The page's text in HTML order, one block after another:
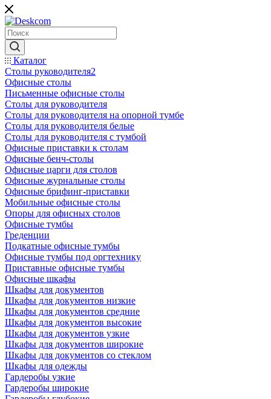
Каталог
Столы руководителя2
Офисные столы
Письменные офисные столы
Столы для руководителя
Столы для руководителя на опорной тумбе
Столы для руководителя белые
Столы для руководителя с тумбой
Офисные приставки к столам
Офисные бенч-столы
Офисные царги для столов
Офисные журнальные столы
Офисные брифинг-приставки
Мобильные офисные столы
Опоры для офисных столов
Офисные тумбы
Греденции
Подкатные офисные тумбы
Офисные тумбы под оргтехнику
Приставные офисные тумбы
Офисные шкафы
Шкафы для документов
Шкафы для документов низкие
Шкафы для документов средние
Шкафы для документов высокие
Шкафы для документов узкие
Шкафы для документов широкие
Шкафы для документов со стеклом
Шкафы для одежды
Гардеробы узкие
Гардеробы широкие